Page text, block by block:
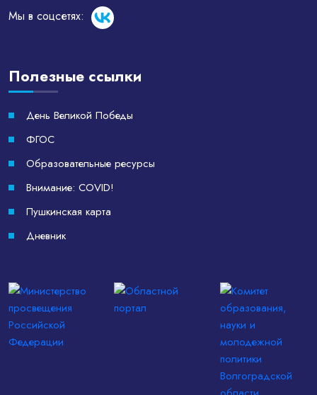
Мы в соцсетях:
Полезные ссылки
День Великой Победы
ФГОС
Образовательные ресурсы
Внимание: COVID!
Пушкинская карта
Дневник